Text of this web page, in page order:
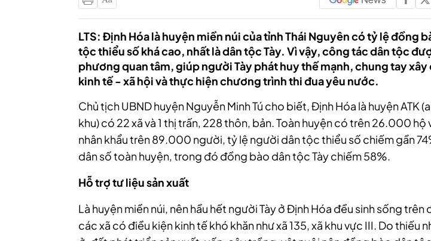
LTS: Định Hóa là huyện miền núi của tỉnh Thái Nguyên có tỷ lệ đồng
tộc thiểu số khá cao, nhất là dân tộc Tày. Vì vậy, công tác dân tộc
phương quan tâm, giúp người Tày phát huy thế mạnh, chung tay xây
kinh tế - xã hội và thực hiện chương trình thi đua yêu nước.
Chủ tịch UBND huyện Nguyễn Minh Tú cho biết, Định Hóa là huyện ATK
khu) có 22 xã và 1 thị trấn, 228 thôn, bản. Toàn huyện có trên 26.000 hộ
nhân khẩu trên 89.000 người, tỷ lệ người dân tộc thiểu số chiếm gần
dân số toàn huyện, trong đó đồng bào dân tộc Tày chiếm 58%.
Hỗ trợ tư liệu sản xuất
Là huyện miền núi, nên hầu hết người Tày ở Định Hóa đều sinh sống trên
các xã có điều kiện kinh tế khó khăn như xã 135, xã khu vực III. Do thiếu